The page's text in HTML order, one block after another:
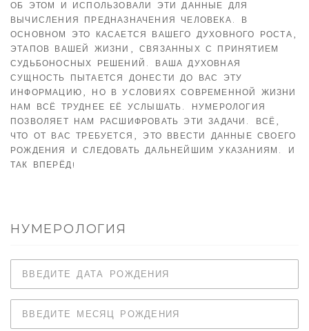
ОБ ЭТОМ И ИСПОЛЬЗОВАЛИ ЭТИ ДАННЫЕ ДЛЯ
ВЫЧИСЛЕНИЯ ПРЕДНАЗНАЧЕНИЯ ЧЕЛОВЕКА. В
ОСНОВНОМ ЭТО КАСАЕТСЯ ВАШЕГО ДУХОВНОГО РОСТА,
ЭТАПОВ ВАШЕЙ ЖИЗНИ, СВЯЗАННЫХ С ПРИНЯТИЕМ
СУДЬБОНОСНЫХ РЕШЕНИЙ. ВАША ДУХОВНАЯ
СУЩНОСТЬ ПЫТАЕТСЯ ДОНЕСТИ ДО ВАС ЭТУ
ИНФОРМАЦИЮ, НО В УСЛОВИЯХ СОВРЕМЕННОЙ ЖИЗНИ
НАМ ВСЁ ТРУДНЕЕ ЕЁ УСЛЫШАТЬ. НУМЕРОЛОГИЯ
ПОЗВОЛЯЕТ НАМ РАСШИФРОВАТЬ ЭТИ ЗАДАЧИ. ВСЁ,
ЧТО ОТ ВАС ТРЕБУЕТСЯ, ЭТО ВВЕСТИ ДАННЫЕ СВОЕГО
РОЖДЕНИЯ И СЛЕДОВАТЬ ДАЛЬНЕЙШИМ УКАЗАНИЯМ. И
ТАК ВПЕРЁД!
НУМЕРОЛОГИЯ